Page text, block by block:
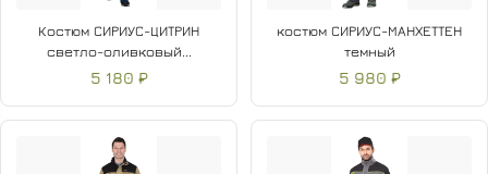
Костюм СИРИУС-ЦИТРИН
светло-оливковый...
5 180 ₽
костюм СИРИУС-МАНХЕТТЕН
темный
5 980 ₽